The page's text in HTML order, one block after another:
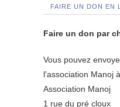
FAIRE UN DON EN
Faire un don par
Vous pouvez
l'association Manoj
Association Manoj
1 rue du pré cloux